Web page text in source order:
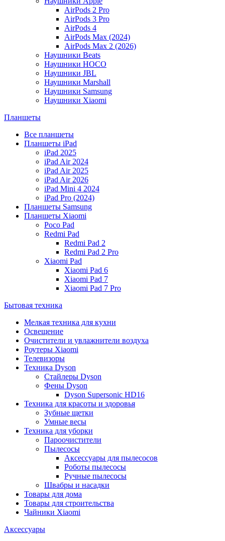
AirPods 2 Pro
AirPods 3 Pro
AirPods 4
AirPods Max (2024)
AirPods Max 2 (2026)
Наушники Beats
Наушники HOCO
Наушники JBL
Наушники Marshall
Наушники Samsung
Наушники Xiaomi
Планшеты
Все планшеты
Планшеты iPad
iPad 2025
iPad Air 2024
iPad Air 2025
iPad Air 2026
iPad Mini 4 2024
iPad Pro (2024)
Планшеты Samsung
Планшеты Xiaomi
Poco Pad
Redmi Pad
Redmi Pad 2
Redmi Pad 2 Pro
Xiaomi Pad
Xiaomi Pad 6
Xiaomi Pad 7
Xiaomi Pad 7 Pro
Бытовая техника
Мелкая техника для кухни
Освещение
Очистители и увлажнители воздуха
Роутеры Xiaomi
Телевизоры
Техника Dyson
Стайлеры Dyson
Фены Dyson
Dyson Supersonic HD16
Техника для красоты и здоровья
Зубные щетки
Умные весы
Техника для уборки
Пароочистители
Пылесосы
Аксессуары для пылесосов
Роботы пылесосы
Ручные пылесосы
Швабры и насадки
Товары для дома
Товары для строительства
Чайники Xiaomi
Аксессуары